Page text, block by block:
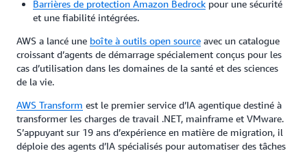
Barrières de protection Amazon Bedrock pour une sécurité
et une fiabilité intégrées.
AWS a lancé une boîte à outils open source avec un catalogue
croissant d’agents de démarrage spécialement conçus pour les
cas d’utilisation dans les domaines de la santé et des sciences
de la vie.
AWS Transform est le premier service d’IA agentique destiné à
transformer les charges de travail .NET, mainframe et VMware.
S’appuyant sur 19 ans d’expérience en matière de migration, il
déploie des agents d’IA spécialisés pour automatiser des tâches